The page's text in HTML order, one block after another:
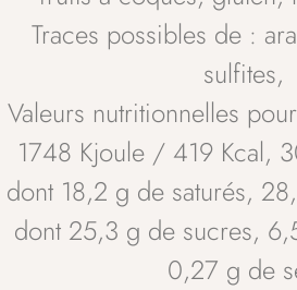
Traces possibles de :
sulfites,
Valeurs nutritionnelles
1748 Kjoule / 419 Kcal,
dont 18,2 g de saturés,
dont 25,3 g de sucres,
0,27 g de